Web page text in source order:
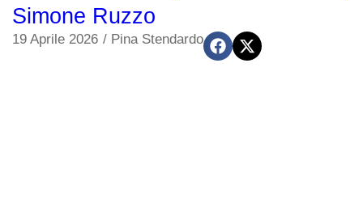
Simone Ruzzo
19 Aprile 2026 / Pina Stendardo